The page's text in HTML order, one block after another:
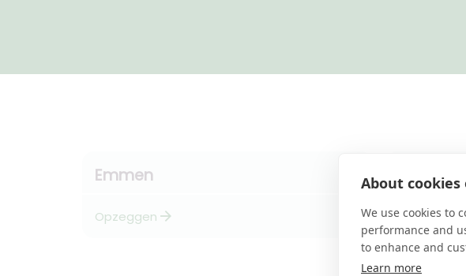
About
We use cookies to
performance and
to enhance and
Learn more
Emmen
Opzeggen arrow_forward Opzeggen